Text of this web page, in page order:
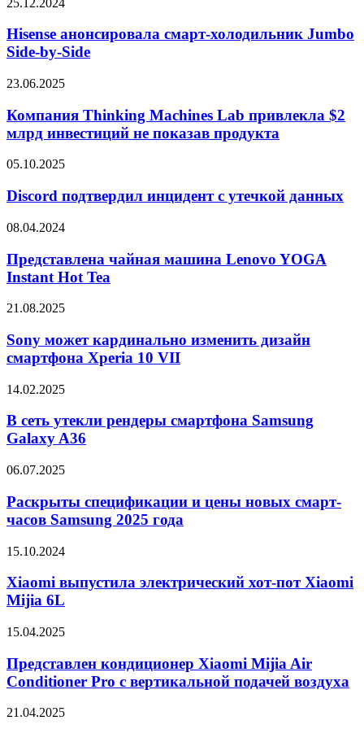
17
смарт-
холодильник
Jumbo
by-
Hisense анонсировала смарт-холодильник Jumbo
Side-by-Side
Компания
Machines
Lab
привлекла
млрд
не
продукта
23.06.2025
Компания Thinking Machines Lab привлекла $2
млрд инвестиций не показав продукта
Discord
инцидент
с
утечкой
данных
05.10.2025
Discord подтвердил инцидент с утечкой данных
Представлена
машина
Lenovo
YOGA
Hot
08.04.2024
Представлена чайная машина Lenovo YOGA
Instant Hot Tea
Sony
кардинально
изменить
дизайн
Xperia
VII
21.08.2025
Sony может кардинально изменить дизайн
смартфона Xperia 10 VII
В
утекли
рендеры
смартфона
Galaxy
14.02.2025
В сеть утекли рендеры смартфона Samsung
Galaxy A36
Раскрыты
и
цены
новых
часов
2025
года
06.07.2025
Раскрыты спецификации и цены новых смарт-
часов Samsung 2025 года
Xiaomi
электрический
хот-
пот
Mijia
15.10.2024
Xiaomi выпустила электрический хот-пот Xiaomi
Mijia 6L
Представлен
Xiaomi
Mijia
Air
Pro
15.04.2025
Представлен кондиционер Xiaomi Mijia Air
Conditioner Pro с вертикальной подачей воздуха
Oppo
21.04.2025